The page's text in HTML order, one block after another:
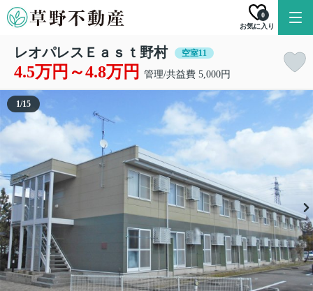
お気に入り
0
レオパレスＥａｓｔ野村 空室11
4.5万円～4.8万円 管理/共益費 5,000円
1/15